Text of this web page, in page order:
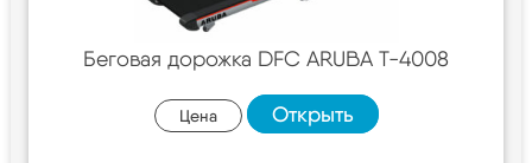
Беговая дорожка DFC ARUBA T-4008
Цена Открыть